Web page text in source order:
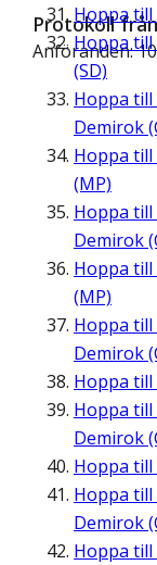
Hoppa till
Hoppa till
(SD)
Hoppa till
Demirok
Hoppa till
(MP)
Hoppa till
Demirok
Hoppa till
(MP)
Hoppa till
Demirok
Hoppa till
Hoppa till
Demirok
Hoppa till
Hoppa till
Demirok
Hoppa till
Protokoll
Anföranden: